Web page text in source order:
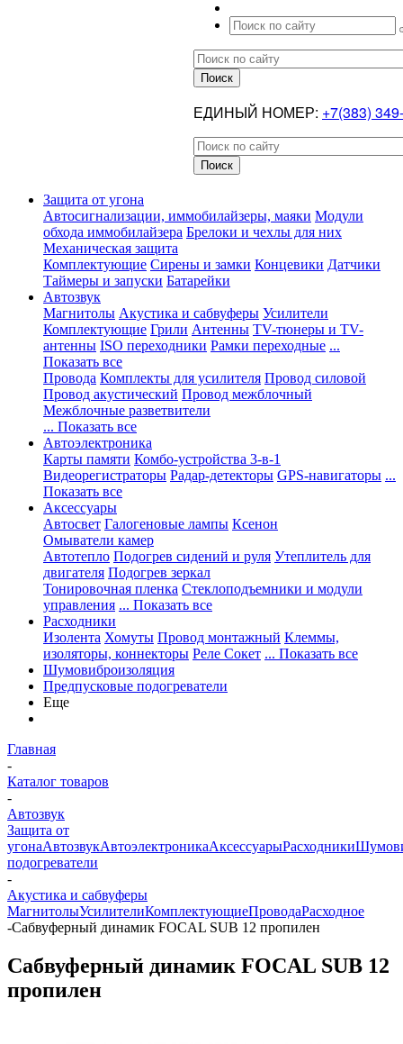
ЕДИНЫЙ НОМЕР: +7(383)
Защита от угона
Автосигнализации, иммобилайзеры, маяки Модули
обхода иммобилайзера Брелоки и чехлы для них
Механическая защита
Комплектующие Сирены и замки Концевики Датчики
Таймеры и запуски Батарейки
Автозвук
Магнитолы Акустика и сабвуферы Усилители
Комплектующие Грили Антенны TV-тюнеры и TV-
антенны ISO переходники Рамки переходные ...
Показать все
Провода Комплекты для усилителя Провод силовой
Провод акустический Провод межблочный
Межблочные разветвители
... Показать все
Автоэлектроника
Карты памяти Комбо-устройства 3-в-1
Видеорегистраторы Радар-детекторы GPS-навигаторы ...
Показать все
Аксессуары
Автосвет Галогеновые лампы Ксенон
Омыватели камер
Автотепло Подогрев сидений и руля Утеплитель для
двигателя Подогрев зеркал
Тонировочная пленка Стеклоподъемники и модули
управления ... Показать все
Расходники
Изолента Хомуты Провод монтажный Клеммы,
изоляторы, коннекторы Реле Сокет ... Показать все
Шумовиброизоляция
Предпусковые подогреватели
Еще
Главная
-
Каталог товаров
-
Автозвук
Защита от
угонаАвтозвукАвтоэлектроникаАксессуарыРасходники
подогреватели
-
Акустика и сабвуферы
МагнитолыУсилителиКомплектующиеПроводаРасходное
-Сабвуферный динамик FOCAL SUB 12 пропилен
Сабвуферный динамик FOCAL SUB 12
пропилен